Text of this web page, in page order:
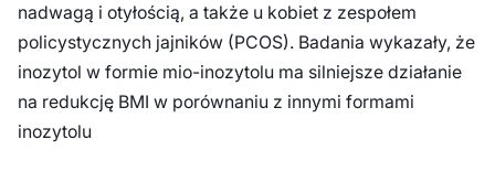
nadwagą i otyłością, a także u kobiet z zespołem
policystycznych jajników (PCOS). Badania wykazały, że
inozytol w formie mio-inozytolu ma silniejsze działanie
na redukcję BMI w porównaniu z innymi formami
inozytolu​